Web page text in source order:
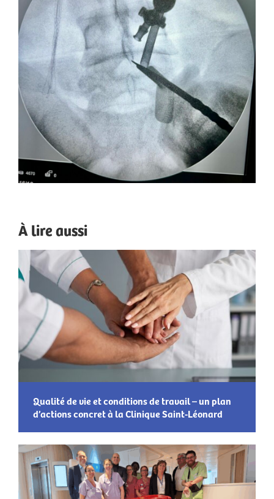
À lire aussi
Qualité de vie et conditions de travail – un plan
d’actions concret à la Clinique Saint-Léonard